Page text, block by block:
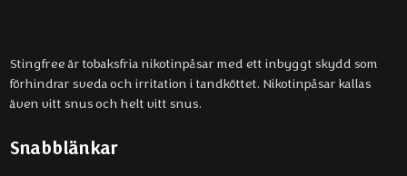
Stingfree är tobaksfria nikotinpåsar med ett inbyggt skydd som
förhindrar sveda och irritation i tandköttet. Nikotinpåsar kallas
även vitt snus och helt vitt snus.
Snabblänkar